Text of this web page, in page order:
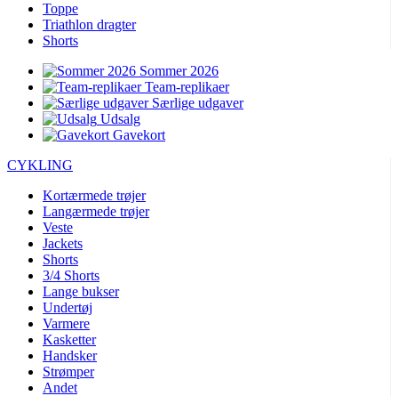
Toppe
Triathlon dragter
Shorts
Sommer 2026
Team-replikaer
Særlige udgaver
Udsalg
Gavekort
CYKLING
Kortærmede trøjer
Langærmede trøjer
Veste
Jackets
Shorts
3/4 Shorts
Lange bukser
Undertøj
Varmere
Kasketter
Handsker
Strømper
Andet